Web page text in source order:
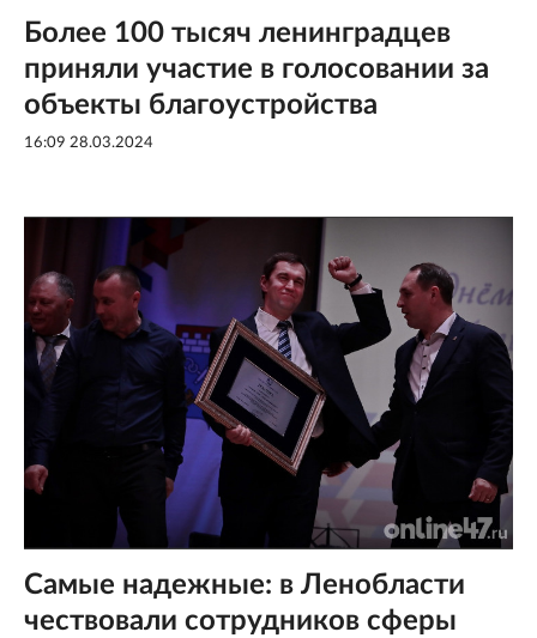
Более 100 тысяч ленинградцев
приняли участие в голосовании за
объекты благоустройства
16:09 28.03.2024
Самые надежные: в Ленобласти
чествовали сотрудников сферы